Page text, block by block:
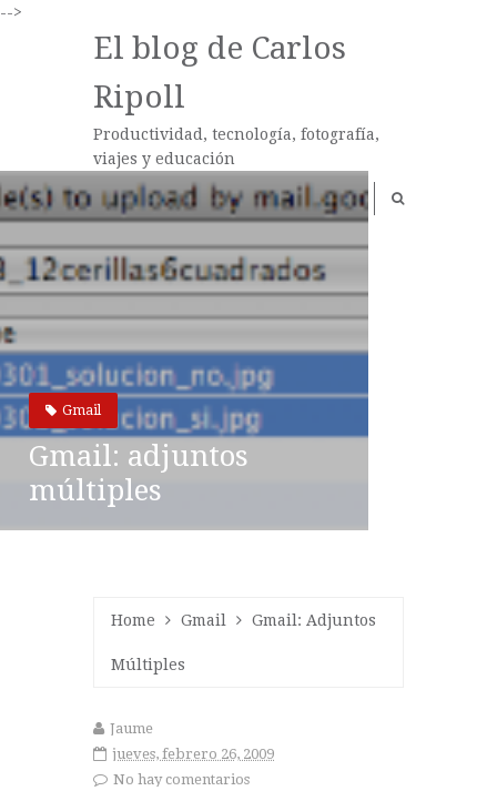
-->
El blog de Carlos
Ripoll
Productividad, tecnología, fotografía,
viajes y educación
Gmail
Gmail: adjuntos
múltiples
Home Gmail Gmail: Adjuntos
Múltiples
Jaume
jueves, febrero 26, 2009
No hay comentarios